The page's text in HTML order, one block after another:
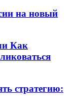
на новый
Как
стратегию: